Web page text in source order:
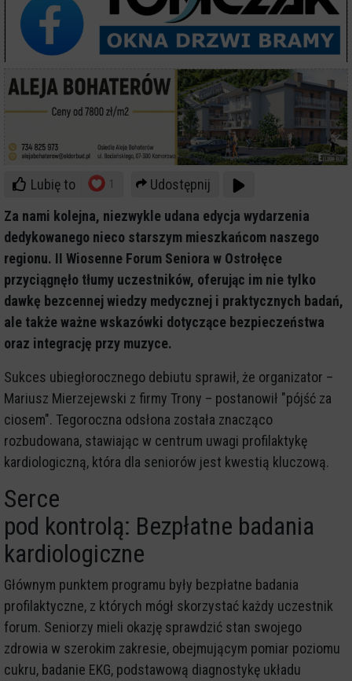
Lubię to 1
Udostępnij
Za nami kolejna, niezwykle udana edycja wydarzenia
dedykowanego nieco starszym mieszkańcom naszego
regionu. II Wiosenne Forum Seniora w Ostrołęce
przyciągnęło tłumy uczestników, oferując im nie tylko
dawkę bezcennej wiedzy medycznej i praktycznych badań,
ale także ważne wskazówki dotyczące bezpieczeństwa
oraz integrację przy muzyce.
Sukces ubiegłorocznego debiutu sprawił, że organizator –
Mariusz Mierzejewski z firmy Trony – postanowił "pójść za
ciosem". Tegoroczna odsłona została znacząco
rozbudowana, stawiając w centrum uwagi profilaktykę
kardiologiczną, która dla seniorów jest kwestią kluczową.
Serce
pod kontrolą: Bezpłatne badania
kardiologiczne
Głównym punktem programu były bezpłatne badania
profilaktyczne, z których mógł skorzystać każdy uczestnik
forum. Seniorzy mieli okazję sprawdzić stan swojego
zdrowia w szerokim zakresie, obejmującym pomiar poziomu
cukru, badanie EKG, podstawową diagnostykę układu